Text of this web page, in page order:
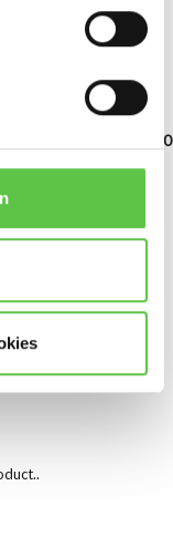
Cisco Meraki
Excl. btw